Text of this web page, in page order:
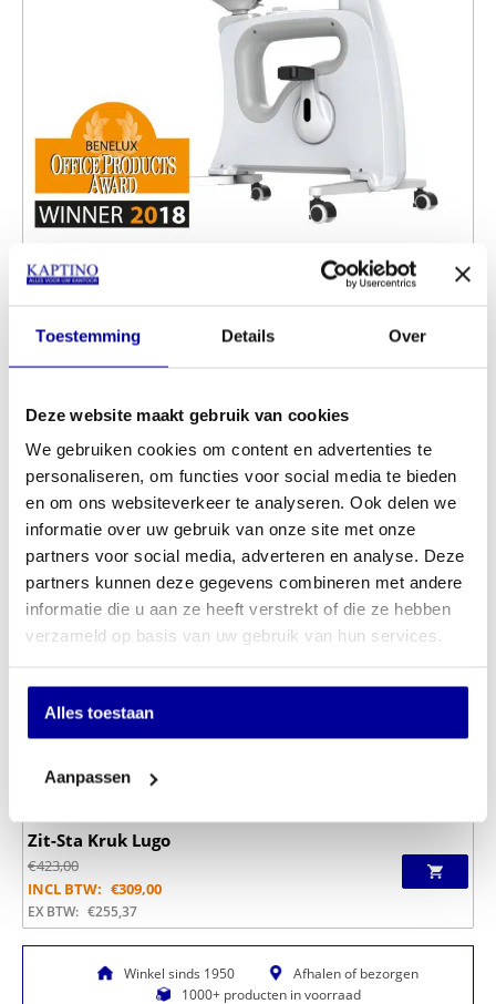
Toestemming Details Over
Deze website maakt gebruik van cookies
We gebruiken cookies om content en advertenties te
personaliseren, om functies voor social media te bieden
en om ons websiteverkeer te analyseren. Ook delen we
informatie over uw gebruik van onze site met onze
partners voor social media, adverteren en analyse. Deze
partners kunnen deze gegevens combineren met andere
informatie die u aan ze heeft verstrekt of die ze hebben
verzameld op basis van uw gebruik van hun services.
Alles toestaan
Aanpassen
€719,00
EX BTW: 420,66
Zit-Sta Kruk Lugo
€423,00
INCL BTW: €309,00
EX BTW: €255,37
Winkel sinds 1950
Afhalen of bezorgen
1000+ producten in voorraad